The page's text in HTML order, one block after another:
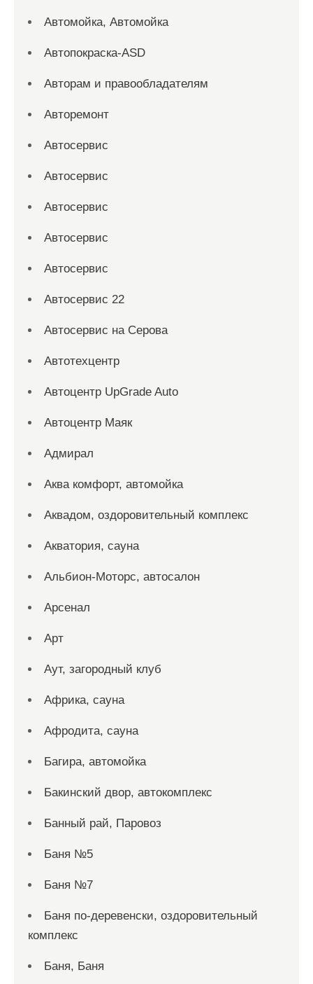
Автомойка, Автомойка
Автопокраска-ASD
Авторам и правообладателям
Авторемонт
Автосервис
Автосервис
Автосервис
Автосервис
Автосервис
Автосервис 22
Автосервис на Серова
Автотехцентр
Автоцентр UpGrade Auto
Автоцентр Маяк
Адмирал
Аква комфорт, автомойка
Аквадом, оздоровительный комплекс
Акватория, сауна
Альбион-Моторс, автосалон
Арсенал
Арт
Аут, загородный клуб
Африка, сауна
Афродита, сауна
Багира, автомойка
Бакинский двор, автокомплекс
Банный рай, Паровоз
Баня №5
Баня №7
Баня по-деревенски, оздоровительный
комплекс
Баня, Баня